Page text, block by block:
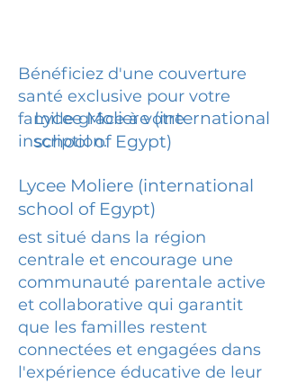
Bénéficiez d'une couverture
santé exclusive pour votre
famille grâce à votre
inscription.
Lycee Moliere (international
school of Egypt)
Lycee Moliere (international
school of Egypt)
est situé dans la région
centrale et encourage une
communauté parentale active
et collaborative qui garantit
que les familles restent
connectées et engagées dans
l'expérience éducative de leur